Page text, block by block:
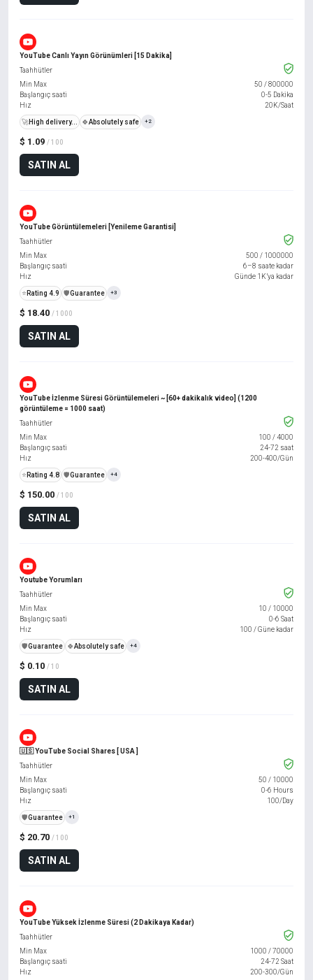
YouTube Canlı Yayın Görünümleri [15 Dakika]
$ 1.09 / 100
SATIN AL
Taahhütler
Min Max
50 /800000
Başlangıç saati
0-5 Dakika
Hız
20K/Saat
🚀High delivery... 🍀Absolutely safe +2
YouTube Görüntülemeleri [Yenileme Garantisi]
$ 18.40 / 1000
SATIN AL
Taahhütler
Min Max
500 / 1000000
Başlangıç saati
6–8 saate kadar
Hız
Günde 1K’ya kadar
⭐ Rating 4.9 ️🛡️Guarantee +3
YouTube İzlenme Süresi Görüntülemeleri ~ [60+ dakikalık video] (1200
görüntüleme = 1000 saat)
$ 150.00 / 100
SATIN AL
Taahhütler
Min Max
100 /4000
Başlangıç saati
24-72 saat
Hız
200-400/Gün
⭐ Rating 4.8 ️🛡️Guarantee +4
Youtube Yorumları
$ 0.10 / 10
SATIN AL
Taahhütler
Min Max
10 / 10000
Başlangıç saati
0-6 Saat
Hız
100 / Güne kadar
️🛡️Guarantee 🍀Absolutely safe +4
🇺🇸 YouTube Social Shares [ USA ]
$ 20.70 / 100
SATIN AL
Taahhütler
Min Max
50 / 10000
Başlangıç saati
0-6 Hours
Hız
100/Day
️🛡️Guarantee +1
YouTube Yüksek İzlenme Süresi (2 Dakikaya Kadar)
Taahhütler
Min Max
1000 /70000
Başlangıç saati
24-72 Saat
Hız
200-300/Gün